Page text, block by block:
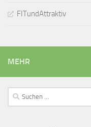
FITundAttraktiv
MEHR
Suchen
nach: